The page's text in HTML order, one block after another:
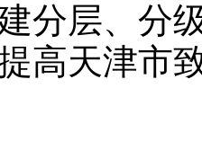
分层、分
高天津市